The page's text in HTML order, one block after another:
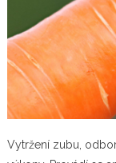
Vytržení zubu,